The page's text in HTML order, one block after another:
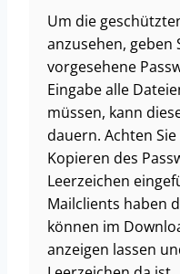
Um die
anzusehen,
vorgesehene
Eingabe alle
müssen, kann
dauern. Achten
Kopieren des
Leerzeichen
Mailclients haben
können im
anzeigen lassen